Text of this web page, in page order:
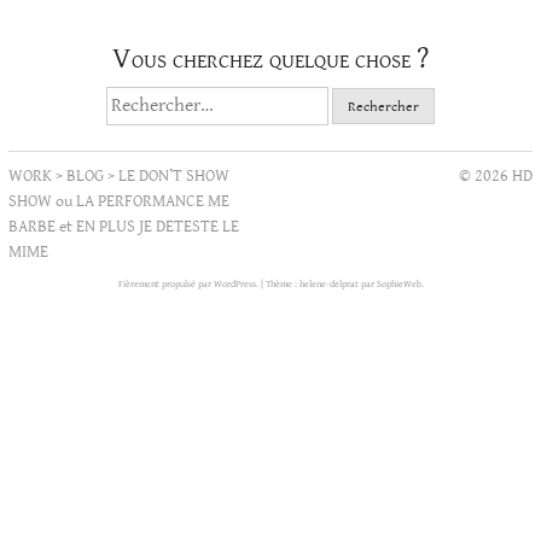
Vous cherchez quelque chose ?
Rechercher :
WORK>BLOG>LE DON’T SHOW
SHOW ou LA PERFORMANCE ME
BARBE et EN PLUS JE DETESTE LE
MIME
© 2026 HD
Fièrement propulsé par WordPress. Thème : helene-delprat par SophieWeb.